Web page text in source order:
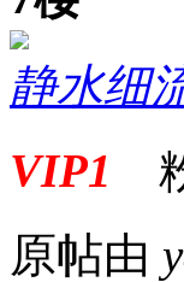
静水细
VIP1
原帖由